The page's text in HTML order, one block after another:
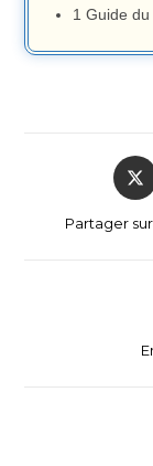
1 Guide
Partager